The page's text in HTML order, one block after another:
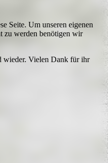
Seite. Um unseren eigenen
zu werden benötigen wir
wieder. Vielen Dank für ihr